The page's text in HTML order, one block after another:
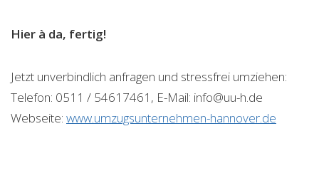
Hier à da, fertig!
Jetzt unverbindlich anfragen und stressfrei umziehen:
Telefon: 0511 / 54617461, E-Mail: info@uu-h.de
Webseite: www.umzugsunternehmen-hannover.de